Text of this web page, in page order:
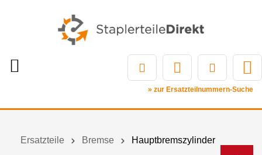
» zur Ersatzteilnummern-Suche
Ersatzteile Bremse Hauptbremszylinder